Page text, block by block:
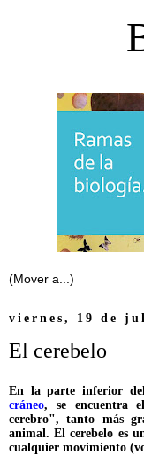
viernes, 19 de
El cerebelo
En la parte inferior del
cráneo, se encuentra
cerebro", tanto más
animal. El cerebelo es
cualquier movimiento